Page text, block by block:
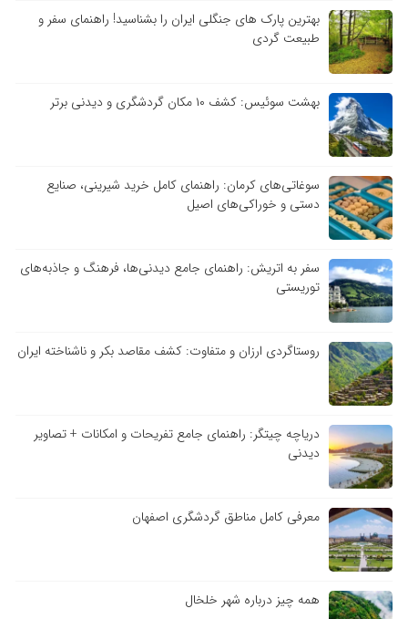
بهترین پارک های جنگلی ایران را بشناسید! راهنمای سفر و
طبیعت گردی
بهشت سوئیس: کشف ۱۰ مکان گردشگری و دیدنی برتر
سوغاتی‌های کرمان: راهنمای کامل خرید شیرینی، صنایع
دستی و خوراکی‌های اصیل
سفر به اتریش: راهنمای جامع دیدنی‌ها، فرهنگ و جاذبه‌های
توریستی
روستاگردی ارزان و متفاوت: کشف مقاصد بکر و ناشناخته ایران
دریاچه چیتگر: راهنمای جامع تفریحات و امکانات + تصاویر
دیدنی
معرفی کامل مناطق گردشگری اصفهان
همه چیز درباره شهر خلخال